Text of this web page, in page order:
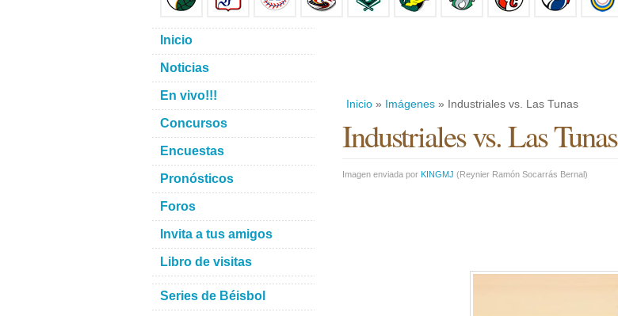
Inicio » Imágenes » Industriales vs. Las Tunas
Industriales vs. Las Tunas
Imagen enviada por KINGMJ (Reynier Ramón Socarrás Bernal)
Inicio
Noticias
En vivo!!!
Concursos
Encuestas
Pronósticos
Foros
Invita a tus amigos
Libro de visitas
Series de Béisbol